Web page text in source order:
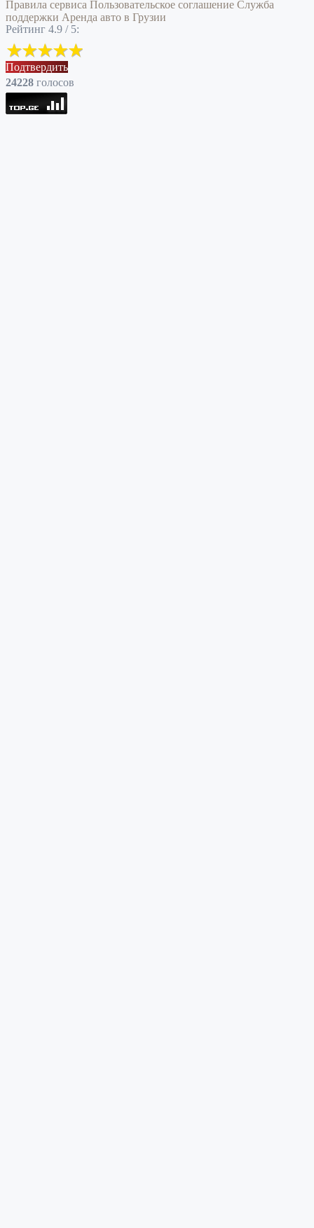
Правила сервиса Пользовательское соглашение Служба
поддержки Аренда авто в Грузии
Рейтинг 4.9 / 5:
Подтвердить
24228 голоcов